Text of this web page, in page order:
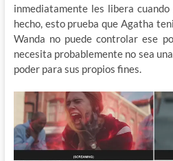
inmediatamente les libera
hecho, esto prueba que Agatha
Wanda no puede controlar ese
necesita probablemente no sea
poder para sus propios fines.